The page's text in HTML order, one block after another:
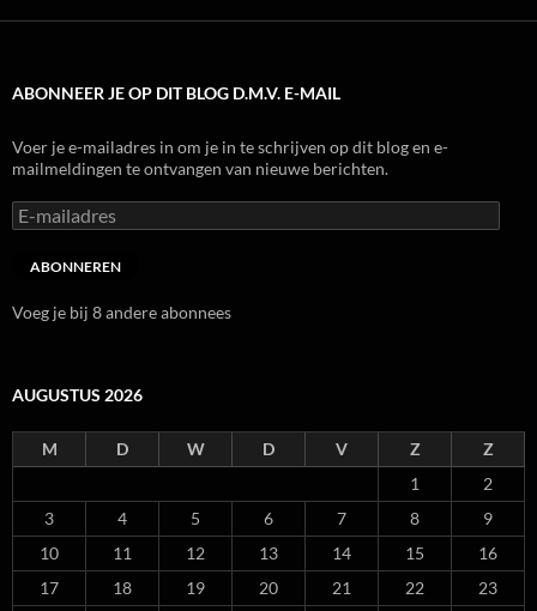
ABONNEER JE OP DIT BLOG D.M.V. E-MAIL
Voer je e-mailadres in om je in te schrijven op dit blog en e-
mailmeldingen te ontvangen van nieuwe berichten.
E-
mailadres
ABONNEREN
Voeg je bij 8 andere abonnees
AUGUSTUS 2026
M D W D V Z
Z
1
2
3
4 5 6 7 8
9
10
11 12 13 14 15
16
17
18 19 20 21 22
23